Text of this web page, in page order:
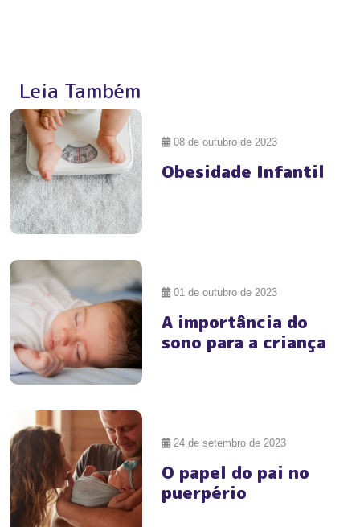
Leia Também
08 de outubro de 2023
Obesidade Infantil
01 de outubro de 2023
A importância do
sono para a criança
24 de setembro de 2023
O papel do pai no
puerpério